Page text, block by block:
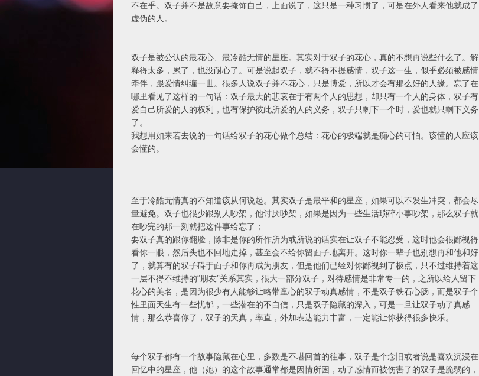
不在乎。双子并不是故意要掩饰自己，上面说了，这只是一种习惯了，可是在外人看来他就成了
虚伪的人。
双子是被公认的最花心、最冷酷无情的星座。其实对于双子的花心，真的不想再说些什么了。解
释得太多，累了，也没耐心了。可是说起双子，就不得不提感情，双子这一生，似乎必须被感情
牵伴，跟爱情纠缠一世。很多人说双子并不花心，只是博爱，所以才会有那么好的人缘。忘了在
哪里看见了这样的一句话：双子最大的悲哀在于有两个人的思想，却只有一个人的身体，双子有
爱自己所爱的人的权利，也有保护彼此所爱的人的义务，双子只剩下一个时，爱也就只剩下义务
了。
我想用如来若去说的一句话给双子的花心做个总结：花心的极端就是痴心的可怕。该懂的人应该
会懂的。
至于冷酷无情真的不知道该从何说起。其实双子是最平和的星座，如果可以不发生冲突，都会尽
量避免。双子也很少跟别人吵架，他讨厌吵架，如果是因为一些生活琐碎小事吵架，那么双子就
在吵完的那一刻就把这件事给忘了；
要双子真的跟你翻脸，除非是你的所作所为或所说的话实在让双子不能忍受，这时他会很鄙视得
看你一眼，然后头也不回地走掉，甚至会不给你留面子地离开。这时你一辈子也别想再和他和好
了，就算有的双子碍于面子和你再成为朋友，但是他们已经对你鄙视到了极点，只不过维持着这
一层不得不维持的“朋友”关系其实，很大一部分双子，对待感情是非常专一的，之所以给人留下
花心的美名，是因为很少有人能够让略带童心的双子动真感情，不是双子铁石心肠，而是双子个
性里面天生有一些忧郁，一些潜在的不自信，只是双子隐藏的深入，可是一旦让双子动了真感
情，那么恭喜你了，双子的天真，率直，外加表达能力丰富，一定能让你获得很多快乐。
每个双子都有一个故事隐藏在心里，多数是不堪回首的往事，双子是个念旧或者说是喜欢沉浸在
回忆中的星座，他（她）的这个故事通常都是因情所困，动了感情而被伤害了的双子是脆弱的，